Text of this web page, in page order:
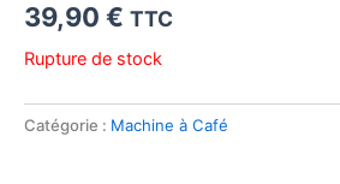
39,90 € TTC
Rupture de stock
Catégorie : Machine à Café